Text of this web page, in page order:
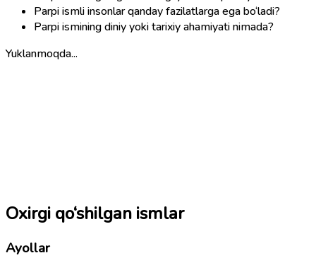
Parpi ismli insonlar qanday fazilatlarga ega bo‘ladi?
Parpi ismining diniy yoki tarixiy ahamiyati nimada?
Yuklanmoqda...
Oxirgi qo‘shilgan ismlar
Ayollar